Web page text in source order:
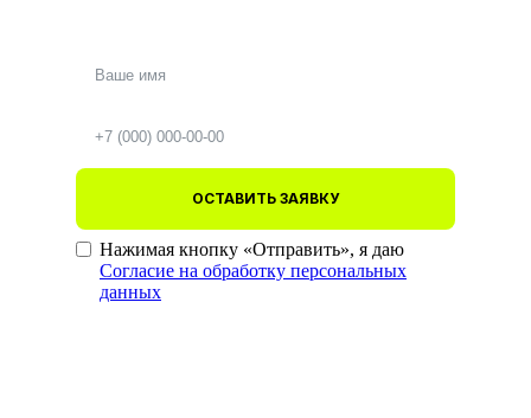
ОСТАВИТЬ ЗАЯВКУ
Нажимая кнопку «Отправить», я даю
Согласие на обработку персональных
данных